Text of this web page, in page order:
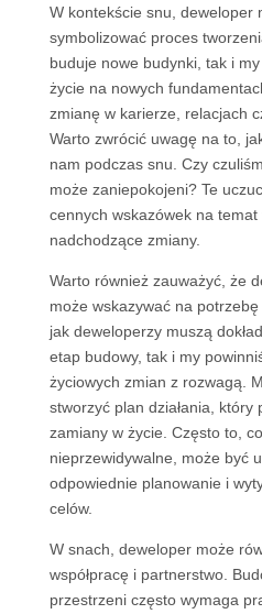
W kontekście snu, deweloper
symbolizować proces
buduje nowe budynki, tak i
życie na nowych
zmianę w karierze, relacjach
Warto zwrócić uwagę na to,
nam podczas snu. Czy
może zaniepokojeni? Te
cennych wskazówek na
nadchodzące zmiany.
Warto również zauważyć, że
może wskazywać na
jak deweloperzy muszą
etap budowy, tak i my
życiowych zmian z rozwagą.
stworzyć plan działania,
zamiany w życie. Często to,
nieprzewidywalne, może być
odpowiednie planowanie i
celów.
W snach, deweloper może
współpracę i partnerstwo.
przestrzeni często wymaga